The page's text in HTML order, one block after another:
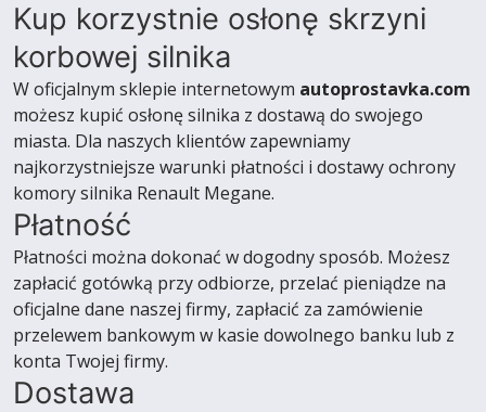
Kup korzystnie osłonę skrzyni
korbowej silnika
W oficjalnym sklepie internetowym autoprostavka.com
możesz kupić osłonę silnika z dostawą do swojego
miasta. Dla naszych klientów zapewniamy
najkorzystniejsze warunki płatności i dostawy ochrony
komory silnika Renault Megane.
Płatność
Płatności można dokonać w dogodny sposób. Możesz
zapłacić gotówką przy odbiorze, przelać pieniądze na
oficjalne dane naszej firmy, zapłacić za zamówienie
przelewem bankowym w kasie dowolnego banku lub z
konta Twojej firmy.
Dostawa